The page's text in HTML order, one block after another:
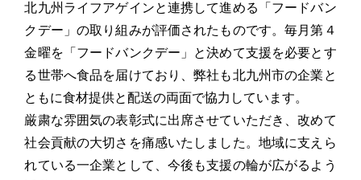
北九州ライフアゲインと連携して進める「フードバン
クデー」の取り組みが評価されたものです。毎月第４
金曜を「フードバンクデー」と決めて支援を必要とす
る世帯へ食品を届けており、弊社も北九州市の企業と
ともに食材提供と配送の両面で協力しています。
厳粛な雰囲気の表彰式に出席させていただき、改めて
社会貢献の大切さを痛感いたしました。地域に支えら
れている一企業として、今後も支援の輪が広がるよう